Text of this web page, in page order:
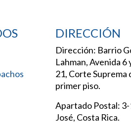
DIRECCIÓN
Dirección: Barrio
Lahman, Avenida 6
21, Corte Suprema
primer piso.
Apartado Postal: 3-
José, Costa Rica.